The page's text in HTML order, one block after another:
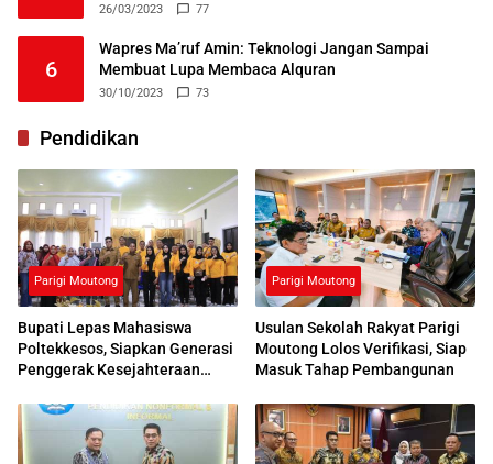
26/03/2023 77
6
Wapres Ma’ruf Amin: Teknologi Jangan Sampai
Membuat Lupa Membaca Alquran
30/10/2023 73
Pendidikan
Parigi Moutong
Bupati Lepas Mahasiswa
Poltekkesos, Siapkan Generasi
Penggerak Kesejahteraan
Parigi Moutong
Usulan Sekolah Rakyat Parigi
Moutong Lolos Verifikasi, Siap
Masuk Tahap Pembangunan